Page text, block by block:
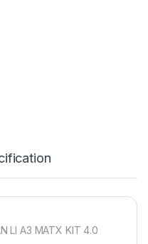
LI A3 MATX KIT 4.0